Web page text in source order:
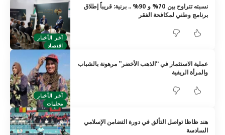
آخر الأخبار
اقتصاد
نسبته تتراوح بين 70% و 90% .. برنية: قريباً إطلاق
برنامج وطني لمكافحة الفقر
آخر الأخبار
محليات
عملية الاستثمار في “الذهب الأخضر” مرهونة بالشباب
والمرأة الريفية
هند ظاظا تواصل التألق في دورة التضامن الإسلامي
السادسة